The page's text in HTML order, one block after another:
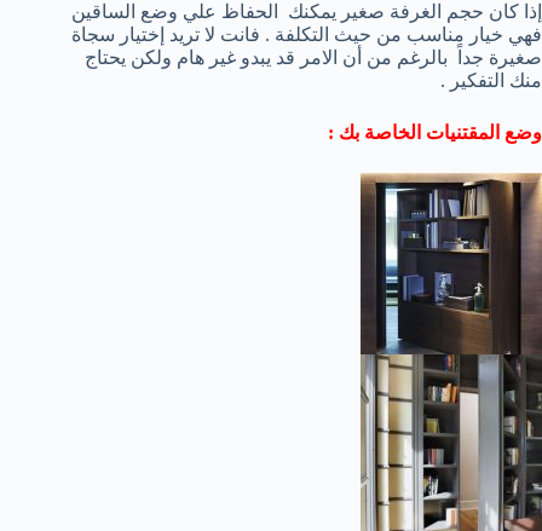
إذا كان حجم الغرفة صغير يمكنك الحفاظ علي وضع الساقين
فهي خيار مناسب من حيث التكلفة . فانت لا تريد إختيار سجاة
صغيرة جداً بالرغم من أن الامر قد يبدو غير هام ولكن يحتاج
منك التفكير .
وضع المقتنيات الخاصة بك :